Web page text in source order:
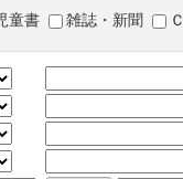
童書 雑誌・新聞